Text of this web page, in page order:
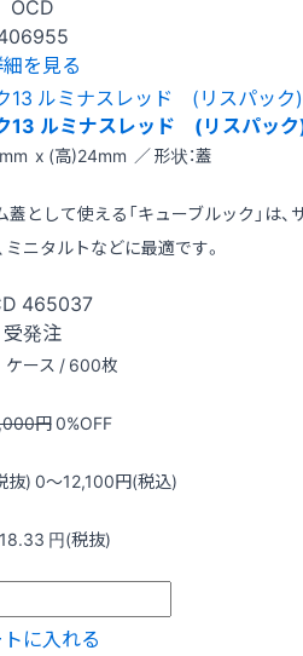
OCD
を見る
13 ルミナスレッド (リスパッ
x (高)24mm ／ 形状：蓋
として使える「キューブルック」は、
ニタルトなどに最適です。
465037
受発注
ケース / 600枚
円0%OFF
抜)0〜12,100円(税込)
18.33 円(税抜)
に入れる